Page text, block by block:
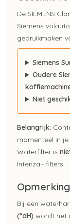
De SIEMENS
Siemens
gebruikmaken
Siemens
Oudere
Niet
Belangrijk:
momenteel in je
Waterfilter is
Intenza+ filters.
Opmerking
Bij een
(°dH) wordt het